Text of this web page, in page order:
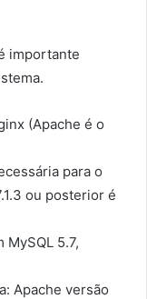
importante
(Apache é o
para o
ou posterior é
5.7,
Apache versão